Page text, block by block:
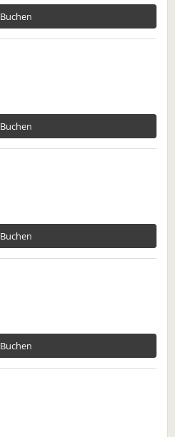
Buchen
Buchen
Buchen
Buchen